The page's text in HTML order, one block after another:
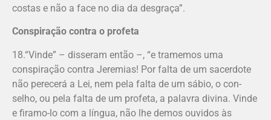
costas e não a face no dia da desgraça”.
Conspiração contra o profeta
18.“Vinde” – disseram então –, “e trame­mos uma
conspiração contra Jeremias! Por falta de um sacerdote
não perecerá a Lei, nem pela falta de um sábio, o con­
selho, ou pela falta de um profeta, a palavra divina. Vinde
e firamo-lo com a língua, não lhe demos ouvidos às